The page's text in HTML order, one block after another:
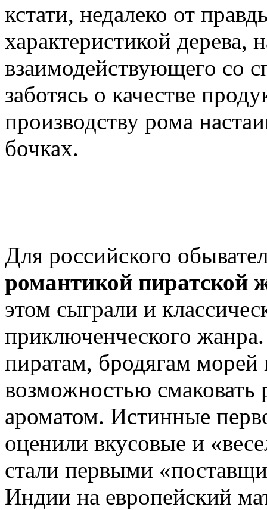
кстати, недалеко от
характеристикой дерева,
взаимодействующего со
заботясь о качестве
производству рома
бочках.
Для российского
романтикой пиратской
этом сыграли и
приключенческого
пиратам, бродягам
возможностью
ароматом. Истинные
оценили вкусовые и
стали первыми
Индии на европейский